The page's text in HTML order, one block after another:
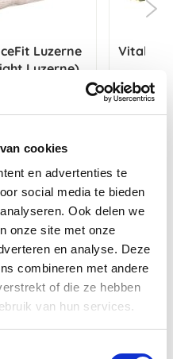
cookies
en advertenties te
social media te bieden
Ook delen we
onze site met onze
en analyse. Deze
combineren met andere
of die ze hebben
van hun services.
Luzerne
Luzerne)
winkeltas
Vitalbix